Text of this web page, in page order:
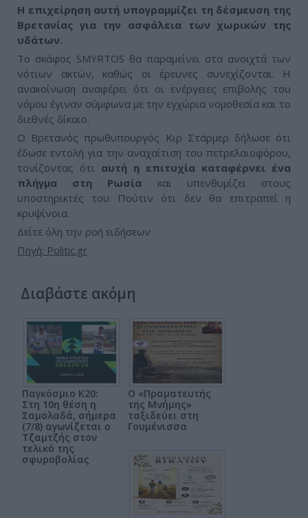
Η επιχείρηση αυτή υπογραμμίζει τη δέσμευση της
Βρετανίας για την ασφάλεια των χωρικών της
υδάτων.
Το σκάφος SMYRTOS θα παραμείνει στα ανοιχτά των
νότιων ακτών, καθώς οι έρευνες συνεχίζονται. Η
ανακοίνωση αναφέρει ότι οι ενέργειες επιβολής του
νόμου έγιναν σύμφωνα με την εγχώρια νομοθεσία και το
διεθνές δίκαιο.
Ο Βρετανός πρωθυπουργός Κιρ Στάρμερ δήλωσε ότι
έδωσε εντολή για την αναχαίτιση του πετρελαιοφόρου,
τονίζοντας ότι αυτή η επιτυχία καταφέρνει ένα
πλήγμα στη Ρωσία και υπενθυμίζει στους
υποστηρικτές του Πούτιν ότι δεν θα επιτραπεί η
κρυψίνοια.
Δείτε όλη την ροή ειδήσεων
Πηγή: Politic.gr
Διαβάστε ακόμη
Παγκόσμιο Κ20:
Στη 10η θέση η
Σαμολαδά, σήμερα
(7/8) αγωνίζεται ο
Τζαμτζής στον
τελικό της
σφυροβολίας
Ο «Πραματευτής
της Μνήμης»
ταξιδεύει στη
Γουμένισσα